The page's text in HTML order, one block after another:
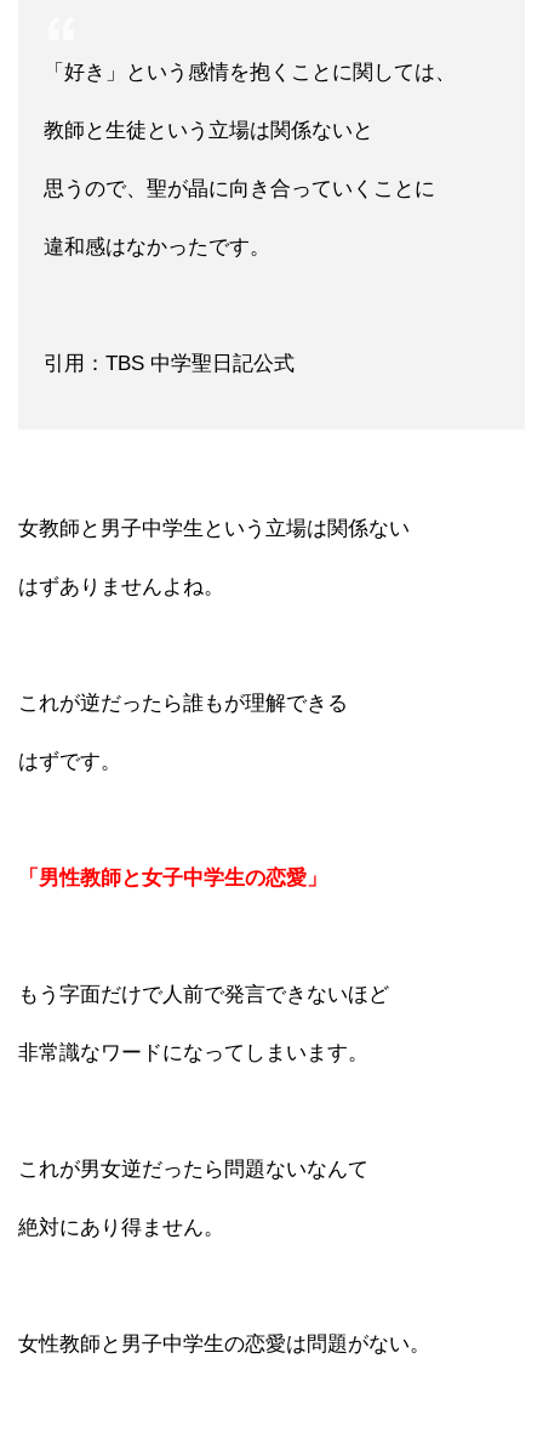
「好き」という感情を抱くことに関しては、
教師と生徒という立場は関係ないと
思うので、聖が晶に向き合っていくことに
違和感はなかったです。
引用：TBS 中学聖日記公式
女教師と男子中学生という立場は関係ない
はずありませんよね。
これが逆だったら誰もが理解できる
はずです。
「男性教師と女子中学生の恋愛」
もう字面だけで人前で発言できないほど
非常識なワードになってしまいます。
これが男女逆だったら問題ないなんて
絶対にあり得ません。
女性教師と男子中学生の恋愛は問題がない。